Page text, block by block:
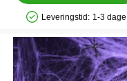
Produkttilgængelighed: På
Leveringstid: 1-3 dage
Markér lilla